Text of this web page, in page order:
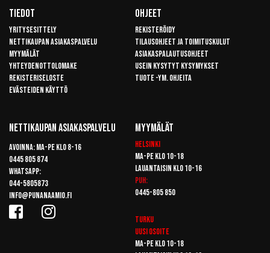
Tiedot
Yritysesittely
Nettikaupan asiakaspalvelu
Myymälät
Yhteydenottolomake
Rekisteriseloste
Evästeiden käyttö
Ohjeet
Rekisteröidy
Tilausohjeet ja toimituskulut
Asiakaspalautusohjeet
Usein kysytyt kysymykset
Tuote -ym. ohjeita
Nettikaupan Asiakaspalvelu
Avoinna: Ma-pe klo 8-16
0445 805 874
Whatsapp:
044-5805873
info@punanaamio.fi
Myymälät
Helsinki
Ma-pe klo 10-18
Lauantaisin klo 10-16
Puh:
0445-805 850
Turku
Uusi osoite
Ma-pe klo 10-18